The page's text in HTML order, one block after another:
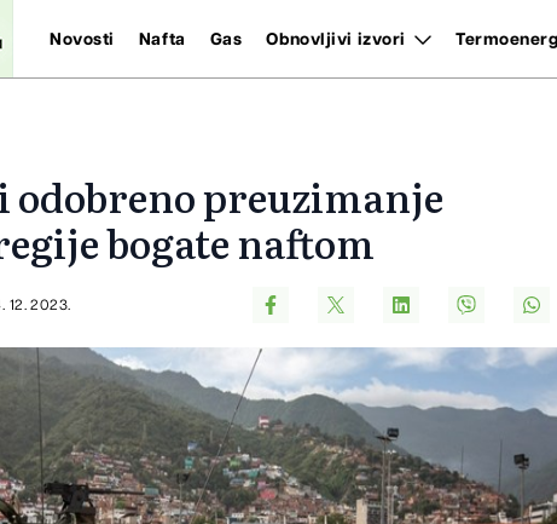
Novosti Nafta Gas Obnovljivi izvori
odobreno preuzimanje
bogate naftom
12. 2023.